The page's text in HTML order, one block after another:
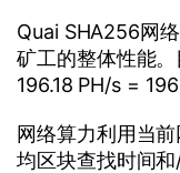
Quai SHA256网
矿工的整体性能
196.18 PH/s =
网络算力利用当
均区块查找时间